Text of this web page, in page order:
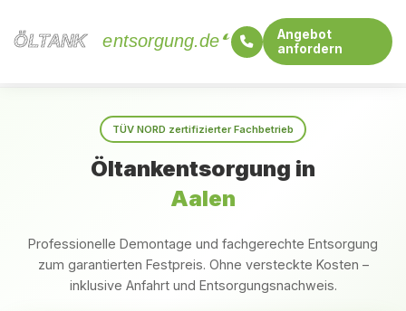
ÖLTANK
ÖLTANK entsorgung.de
Angebot
anfordern
TÜV NORD zertifizierter Fachbetrieb
Öltankentsorgung in
Aalen
Professionelle Demontage und fachgerechte Entsorgung
zum garantierten Festpreis. Ohne versteckte Kosten –
inklusive Anfahrt und Entsorgungsnachweis.